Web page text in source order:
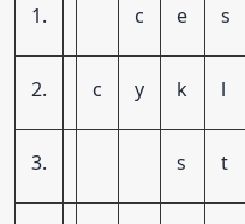
1. c e s
2. c y k l
3. s t